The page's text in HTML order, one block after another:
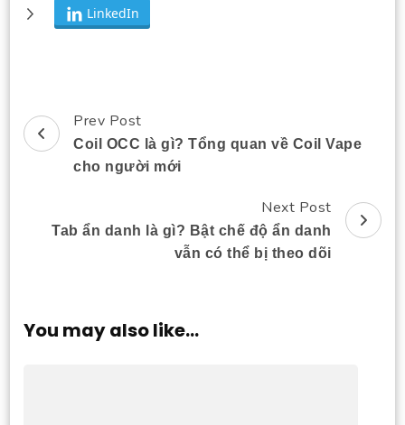
LinkedIn
Post
Navigation
Prev Post
Coil OCC là gì? Tổng quan về Coil Vape
cho người mới
Next Post
Tab ẩn danh là gì? Bật chế độ ẩn danh
vẫn có thể bị theo dõi
You may also like...